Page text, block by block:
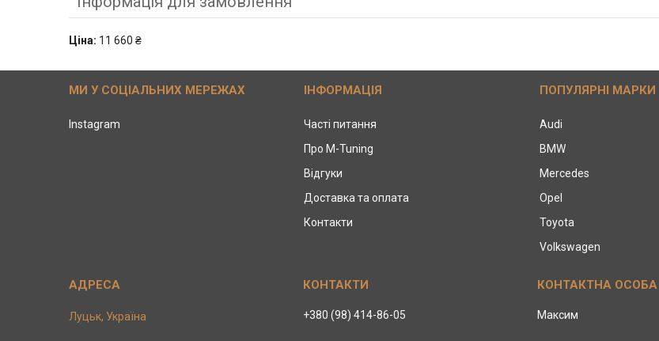
Ціна: 11 660 ₴
МИ У СОЦІАЛЬНИХ МЕРЕЖАХ
Instagram
ІНФОРМАЦІЯ
Часті питання
Про M-Tuning
Відгуки
Доставка та оплата
Контакти
ПОПУЛЯРНІ МАРКИ
Audi
BMW
Mercedes
Opel
Toyota
Volkswagen
Луцьк, Україна +380 (98) 414-86-05 Максим